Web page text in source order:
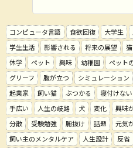
コンピュータ言語 食欲回復 大学生
学生生活
影響される 将来の展望 猫
休学
ペット 興味 幼稚園 ペット
グリーフ
腹が立つ シミュレーション
起業家
飼い猫 ぶつかる 寝付けない
手広い
人生の岐路 犬 変化 興味
分散
受験勉強 腑抜け 話題 元気
飼い主のメンタルケア
人生設計 反省